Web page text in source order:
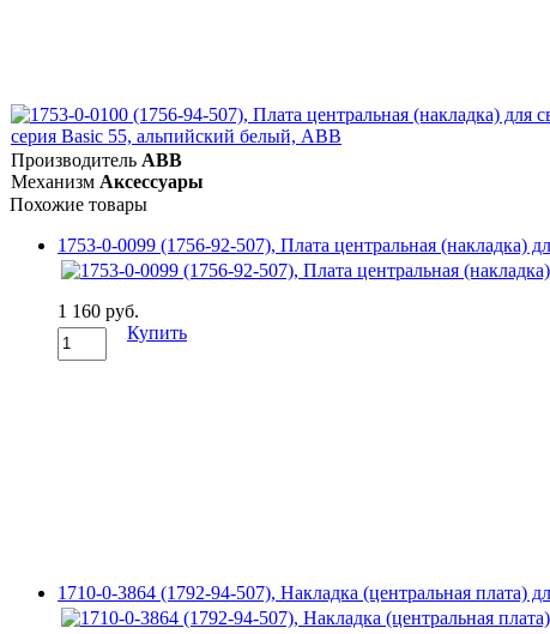
Производитель ABB
Механизм Аксессуары
Похожие товары
1753-0-0099 (1756-92-507), Плата центральная (накладка)
1 160 руб.
Купить
1710-0-3864 (1792-94-507), Накладка (центральная плата)